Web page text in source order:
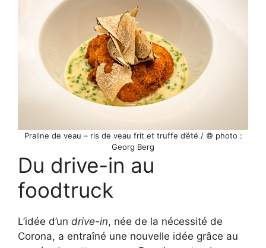
Praline de veau – ris de veau frit et truffe d’été / © photo :
Georg Berg
Du drive-in au
foodtruck
L’idée d’un drive-in, née de la nécessité de
Corona, a entraîné une nouvelle idée grâce au